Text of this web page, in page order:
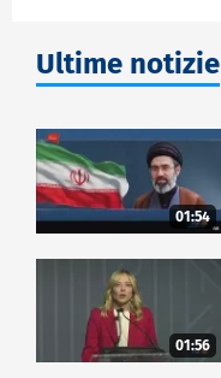
Ultime notizie
01:54
01:56